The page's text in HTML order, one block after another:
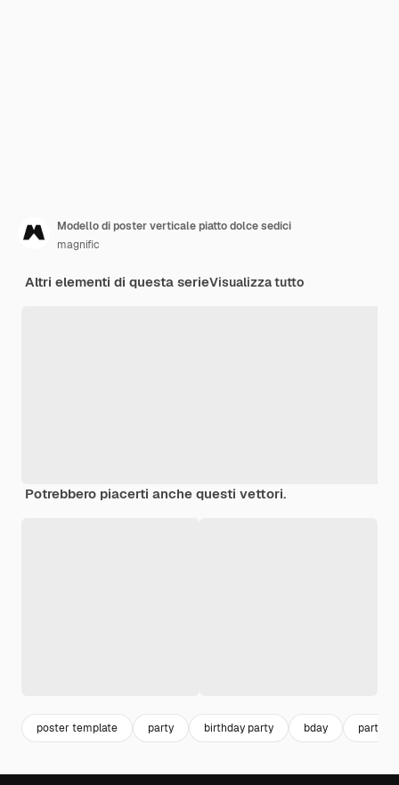
Modello di poster verticale piatto dolce sedici
magnific
Altri elementi di questa serieVisualizza tutto
Potrebbero piacerti anche questi vettori.
poster template party birthday party bday party